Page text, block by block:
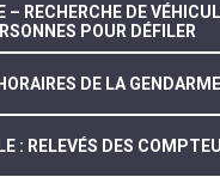
– RECHERCHE DE
POUR DÉFILER
DE LA
: RELEVÉS DES